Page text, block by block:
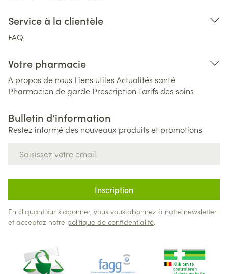
Service à la clientèle
FAQ
Votre pharmacie
A propos de nous Liens utiles Actualités santé
Pharmacien de garde PrescriptionTarifs des soins
Bulletin d’information
Restez informé des nouveaux produits et promotions
Inscription
En cliquant sur s'abonner, vous vous abonnez à notre newsletter
et acceptez notre politique de confidentialité.